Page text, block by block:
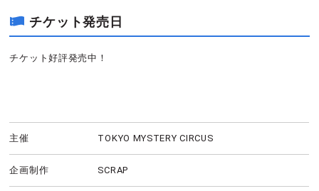
チケット発売日
チケット好評発売中！
主催 TOKYO MYSTERY CIRCUS
企画制作 SCRAP